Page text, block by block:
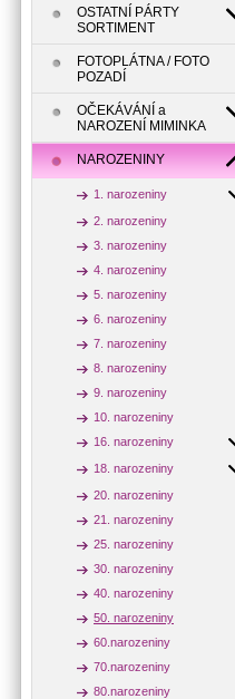
OSTATNÍ PÁRTY
SORTIMENT
FOTOPLÁTNA / FOTO
POZADÍ
OČEKÁVÁNÍ a
NAROZENÍ MIMINKA
NAROZENINY
1. narozeniny
2. narozeniny
3. narozeniny
4. narozeniny
5. narozeniny
6. narozeniny
7. narozeniny
8. narozeniny
9. narozeniny
10. narozeniny
16. narozeniny
18. narozeniny
20. narozeniny
21. narozeniny
25. narozeniny
30. narozeniny
40. narozeniny
50. narozeniny
60.narozeniny
70.narozeniny
80.narozeniny